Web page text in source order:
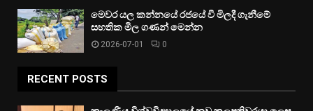
මෙවර යල කන්නයේ රජයේ වී මිලදී ගැනීමේ
සහතික මිල ගණන් මෙන්න
2026-07-01 0
RECENT POSTS